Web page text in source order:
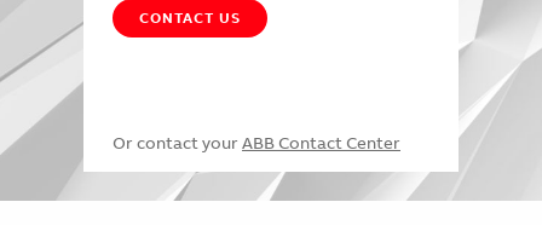
CONTACT US
Or contact your ABB Contact Center